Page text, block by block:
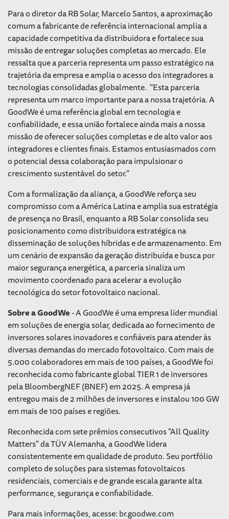
Para o diretor da RB Solar, Marcelo Santos, a aproximação
comum a fabricante de referência internacional amplia a
capacidade competitiva da distribuidora e fortalece sua
missão de entregar soluções completas ao mercado. Ele
ressalta que a parceria representa um passo estratégico na
trajetória da empresa e amplia o acesso dos integradores a
tecnologias consolidadas globalmente. "Esta parceria
representa um marco importante para a nossa trajetória. A
GoodWe é uma referência global em tecnologia e
confiabilidade, e essa união fortalece ainda mais a nossa
missão de oferecer soluções completas e de alto valor aos
integradores e clientes finais. Estamos entusiasmados com
o potencial dessa colaboração para impulsionar o
crescimento sustentável do setor."
Com a formalização da aliança, a GoodWe reforça seu
compromisso com a América Latina e amplia sua estratégia
de presença no Brasil, enquanto a RB Solar consolida seu
posicionamento como distribuidora estratégica na
disseminação de soluções híbridas e de armazenamento. Em
um cenário de expansão da geração distribuída e busca por
maior segurança energética, a parceria sinaliza um
movimento coordenado para acelerar a evolução
tecnológica do setor fotovoltaico nacional.
Sobre a GoodWe- A GoodWe é uma empresa líder mundial
em soluções de energia solar, dedicada ao fornecimento de
inversores solares inovadores e confiáveis para atender às
diversas demandas do mercado fotovoltaico. Com mais de
5.000 colaboradores em mais de 100 países, a GoodWe foi
reconhecida como fabricante global TIER 1 de inversores
pela BloombergNEF (BNEF) em 2025. A empresa já
entregou mais de 2 milhões de inversores e instalou 100 GW
em mais de 100 países e regiões.
Reconhecida com sete prêmios consecutivos "All Quality
Matters" da TÜV Alemanha, a GoodWe lidera
consistentemente em qualidade de produto. Seu portfólio
completo de soluções para sistemas fotovoltaicos
residenciais, comerciais e de grande escala garante alta
performance, segurança e confiabilidade.
Para mais informações, acesse: br.goodwe.com